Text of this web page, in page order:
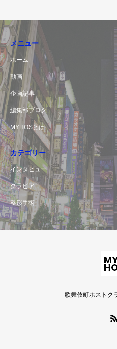
メニュー
ホーム
動画
企画記事
編集部ブログ
MYHOSとは
カテゴリー
インタビュー
グラビア
整形手術
歌舞伎町ホストク